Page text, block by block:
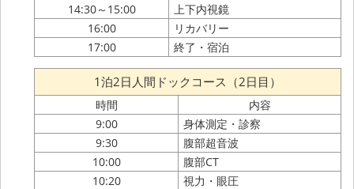
14:30～15:00
上下内視鏡
16:00
リカバリー
17:00
終了・宿泊
1泊2日人間ドックコース（2日目）
時間
内容
9:00
身体測定・診察
9:30
腹部超音波
10:00
腹部CT
10:20
視力・眼圧